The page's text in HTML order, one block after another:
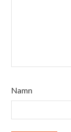
Namn